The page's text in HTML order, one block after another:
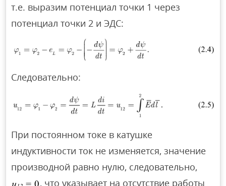
т.е. выразим потенциал точки 1 через
потенциал точки 2 и ЭДС:
Следовательно:
При постоянном токе в катушке
индуктивности ток не изменяется, значение
производной равно нулю, следовательно,
, что указывает на отсутствие работы